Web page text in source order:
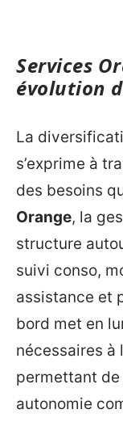
Services
évolution
La
s’exprime à
des besoins
Orange, la
structure
suivi conso,
assistance et
bord met en
nécessaires à
permettant
autonomie